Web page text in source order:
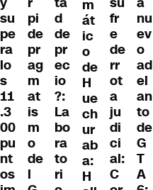
su
pe
ra
lo
s
11
.3
00
pu
nt
os
pi
de
pr
ag
m
at
is
m
o
de
l
d
de
pr
ec
io
?:
La
bo
ra
to
ri
m
át
ic
o
de
H
ue
ch
ur
ab
a:
H
fr
e
de
rr
ot
a
ju
di
ci
al:
C
nu
ev
o
ad
el
an
to
de
G
T
A